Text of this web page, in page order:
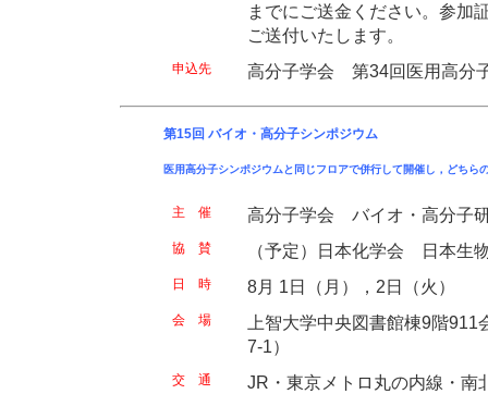
までにご送金ください。参加
ご送付いたします。
申込先 高分子学会 第34回医用高分
第15回 バイオ・高分子シンポジウム
医用高分子シンポジウムと同じフロアで併行して開催し，どちら
主 催 高分子学会 バイオ・高分子
協 賛 （予定）日本化学会 日本生
日 時 8月 1日（月），2日（火）
会 場
上智大学中央図書館棟9階
7-1）
交 通
JR・東京メトロ丸の内線・